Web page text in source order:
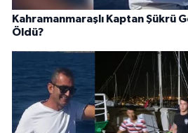
Kahramanmaraşlı Kaptan Şükrü
Öldü?